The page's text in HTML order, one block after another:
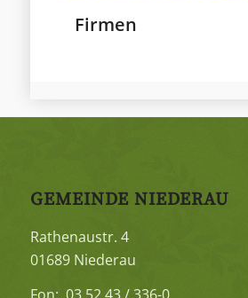
Firmen
GEMEINDE NIEDERAU
Rathenaustr. 4
01689 Niederau